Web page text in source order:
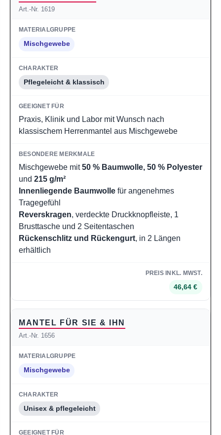
Art.-Nr. 1619
Mischgewebe
Pflegeleicht & klassisch
Praxis, Klinik und Labor mit Wunsch nach
klassischem Herrenmantel aus Mischgewebe
Mischgewebe mit50 % Baumwolle, 50 % Polyester
und 215 g/m²
Innenliegende Baumwolle für angenehmes
Tragegefühl
Reverskragen, verdeckte Druckknopfleiste, 1
Brusttasche und 2 Seitentaschen
Rückenschlitz und Rückengurt, in 2 Längen
erhältlich
46,64 €
MANTEL FÜR SIE & IHN
Art.-Nr. 1656
Mischgewebe
Unisex & pflegeleicht